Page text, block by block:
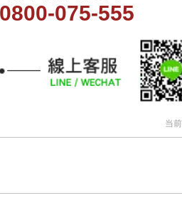
当
0800-075-555